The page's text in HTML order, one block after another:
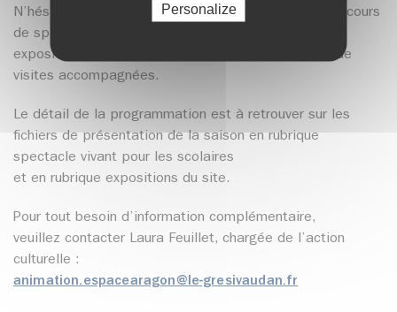
Personalize
N’hésitez pas à nous contacter pour élaborer un parcours
de spectateurs autour de la programmation des
expositions ou pour nous informer de vos souhaits de
visites accompagnées.
Le détail de la programmation est à retrouver sur les
fichiers de présentation de la saison en rubrique
spectacle vivant pour les scolaires
et en rubrique expositions du site.
Pour tout besoin d’information complémentaire,
veuillez contacter Laura Feuillet, chargée de l’action
culturelle :
animation.espacearagon@le-gresivaudan.fr